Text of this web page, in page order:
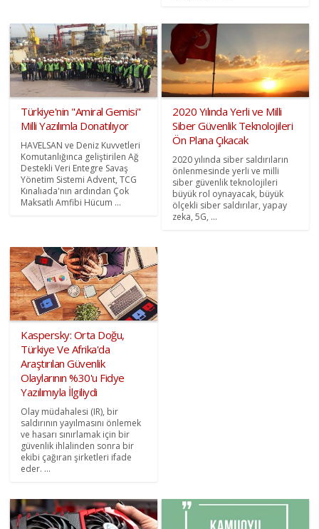
Türkiye'nin "Amiral Gemisi"
Milli Yazılımla Donatılıyor
HAVELSAN ve Deniz Kuvvetleri
Komutanlığınca geliştirilen Ağ
Destekli Veri Entegre Savaş
Yönetim Sistemi Advent, TCG
Kınalıada'nın ardından Çok
Maksatlı Amfibi Hücum ...
2020 Yılında Yerli ve Milli
Siber Güvenlik Teknolojileri
Ön Plana Çıkacak
2020 yılında siber saldırıların
önlenmesinde yerli ve milli
siber güvenlik teknolojileri
büyük rol oynayacak, büyük
ölçekli siber saldırılar, yapay
zeka, 5G, ...
Kaspersky: Orta Doğu,
Türkiye Ve Afrika'da
Araştırılan Güvenlik
Olaylarının %30'u Fidye
Yazılımıyla İlgiliydi
Olay müdahalesi (IR), bir
saldırının yayılmasını önlemek
ve hasarı sınırlamak için bir
güvenlik ihlalinden sonra bir
ekibi çağıran şirketleri ifade
eder. ...